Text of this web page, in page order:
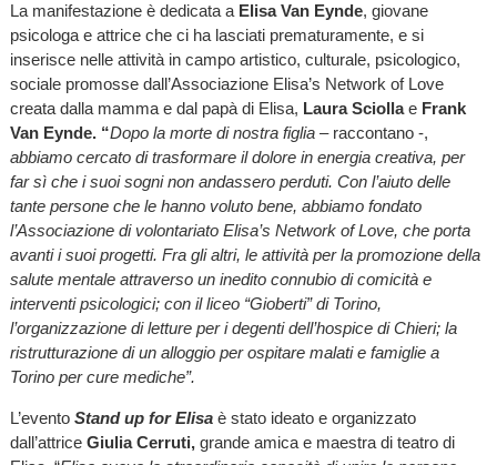
La manifestazione è dedicata aElisa Van Eynde, giovane
psicologa e attrice che ci ha lasciati prematuramente, e si
inserisce nelle attività in campo artistico, culturale, psicologico,
sociale promosse dall’Associazione Elisa’s Network of Love
creata dalla mamma e dal papà di Elisa, Laura SciollaeFrank
Van Eynde. “Dopo la morte di nostra figlia– raccontano -,
abbiamo cercato di trasformare il dolore in energia creativa, per
far sì che i suoi sogni non andassero perduti. Con l’aiuto delle
tante persone che le hanno voluto bene, abbiamo fondato
l’Associazione di volontariato Elisa’s Network of Love, che porta
avanti i suoi progetti. Fra gli altri, le attività per la promozione della
salute mentale attraverso un inedito connubio di comicità e
interventi psicologici; con il liceo “Gioberti” di Torino,
l’organizzazione di letture per i degenti dell’hospice di Chieri; la
ristrutturazione di un alloggio per ospitare malati e famiglie a
Torino per cure mediche”.
L’evento Stand up for Elisa è stato ideato e organizzato
dall’attrice Giulia Cerruti, grande amica e maestra di teatro di